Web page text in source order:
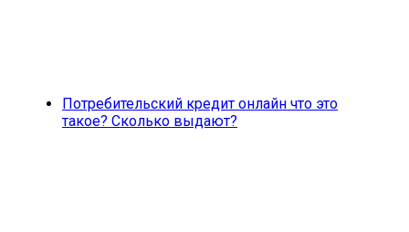
Потребительский кредит онлайн что это
такое? Сколько выдают?